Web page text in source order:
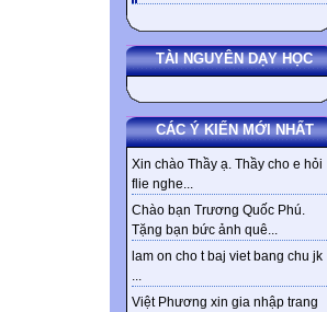
TÀI NGUYÊN DẠY HỌC
CÁC Ý KIẾN MỚI NHẤT
Xin chào Thầy ạ. Thầy cho e hỏi
flie nghe...
Chào bạn Trương Quốc Phú.
Tặng bạn bức ảnh quê...
lam on cho t baj viet bang chu jk
...
Việt Phương xin gia nhập trang